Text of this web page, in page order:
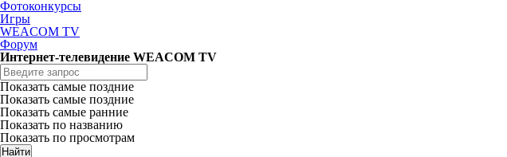
Фотоконкурсы
Игры
WEACOM TV
Форум
Интернет-телевидение WEACOM TV
Показать самые поздние
Показать самые поздние
Показать самые ранние
Показать по названию
Показать по просмотрам